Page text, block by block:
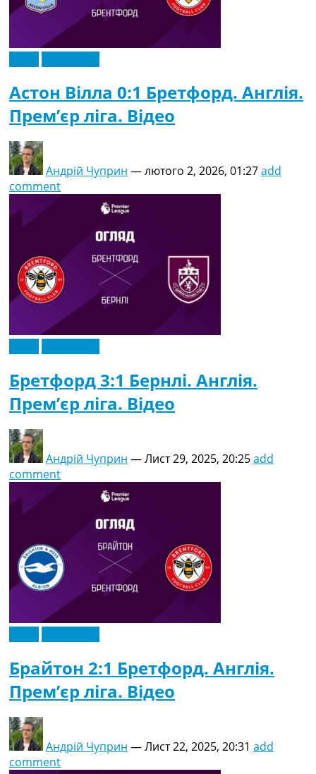
Астон Вілла 0:1 Бретфорд. Англія.
Прем’єр ліга. Відео
Андрій Чуприн —лютого 2, 2026, 01:27add
comment
Бретфорд 3:1 Бернлі. Англія.
Прем’єр ліга. Відео
Андрій Чуприн —Лист 29, 2025, 20:25add
comment
Брайтон 2:1 Бретфорд. Англія.
Прем’єр ліга. Відео
Андрій Чуприн —Лист 22, 2025, 20:31 add
comment